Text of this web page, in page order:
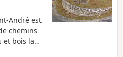
André est
chemins
et bois la